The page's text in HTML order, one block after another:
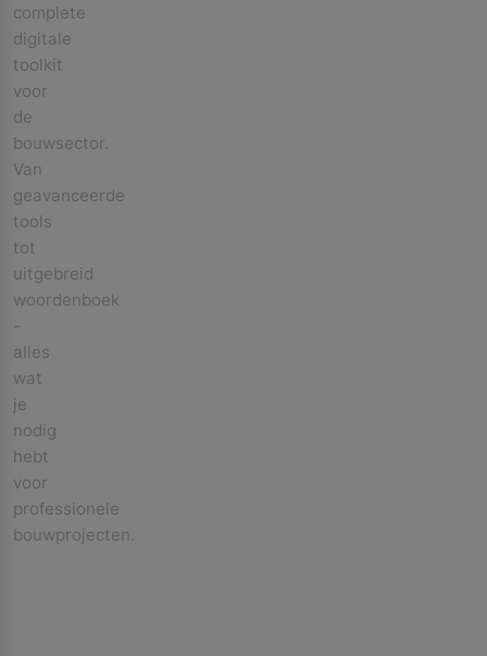
complete
digitale
toolkit
voor
de
bouwsector.
Van
geavanceerde
tools
tot
uitgebreid
woordenboek
-
alles
wat
je
nodig
hebt
voor
professionele
bouwprojecten.